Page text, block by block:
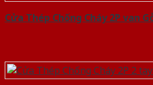
Cửa Thép Chống Cháy 2P van